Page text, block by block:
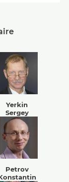
Yerkin
Sergey
Petrov